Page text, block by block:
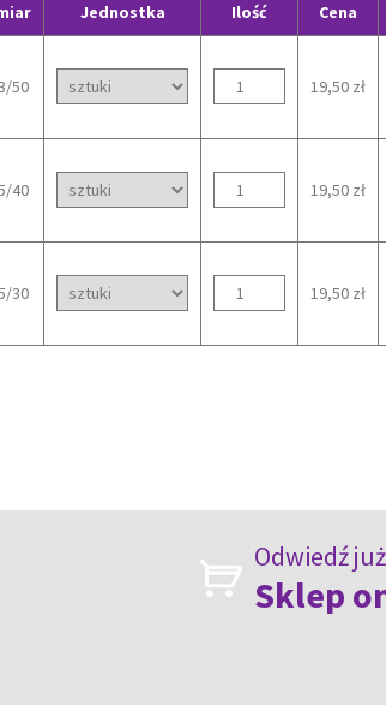
Jednostka Ilość Cena
50 19,50 zł
40 19,50 zł
30 19,50 zł
Odwiedź
Sklep